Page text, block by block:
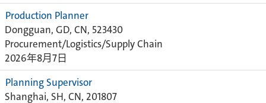
Production Planner
Dongguan, GD, CN, 523430
Procurement/Logistics/Supply Chain
2026年8月7日
Planning Supervisor
Shanghai, SH, CN, 201807